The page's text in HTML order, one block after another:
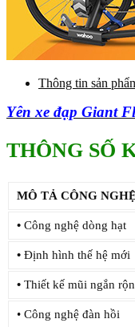
Thông tin sản
Yên xe đạp Giant
THÔNG SỐ
MÔ TẢ CÔNG
• Công nghệ dòng hạt
• Định hình thế hệ mới
• Thiết kế mũi ngắn
• Công nghệ đàn hồi